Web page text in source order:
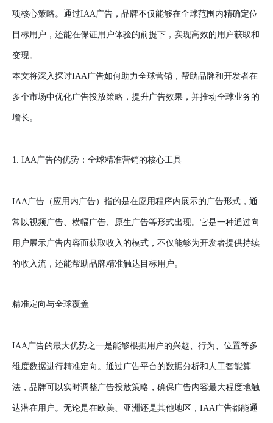
项核心策略。通过IAA广告，品牌不仅能够在全球范围内精确定位
目标用户，还能在保证用户体验的前提下，实现高效的用户获取和
变现。
本文将深入探讨IAA广告如何助力全球营销，帮助品牌和开发者在
多个市场中优化广告投放策略，提升广告效果，并推动全球业务的
增长。
1. IAA广告的优势：全球精准营销的核心工具
IAA广告（应用内广告）指的是在应用程序内展示的广告形式，通
常以视频广告、横幅广告、原生广告等形式出现。它是一种通过向
用户展示广告内容而获取收入的模式，不仅能够为开发者提供持续
的收入流，还能帮助品牌精准触达目标用户。
精准定向与全球覆盖
IAA广告的最大优势之一是能够根据用户的兴趣、行为、位置等多
维度数据进行精准定向。通过广告平台的数据分析和人工智能算
法，品牌可以实时调整广告投放策略，确保广告内容最大程度地触
达潜在用户。无论是在欧美、亚洲还是其他地区，IAA广告都能通